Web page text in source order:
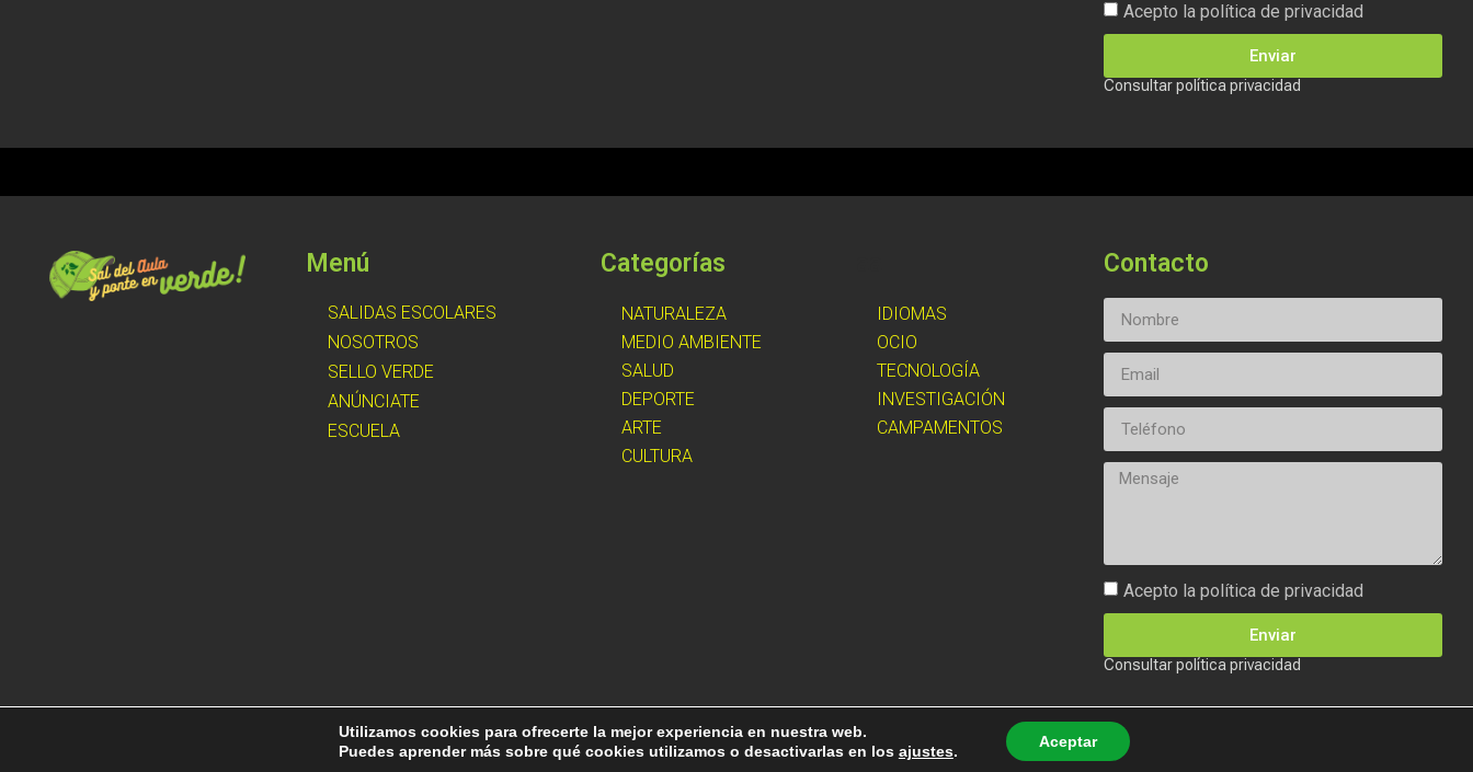
Acepto la política de privacidad
Enviar
Consultar política privacidad
Menú
SALIDAS ESCOLARES
NOSOTROS
SELLO VERDE
ANÚNCIATE
ESCUELA
Categorías
NATURALEZA
MEDIO AMBIENTE
SALUD
DEPORTE
ARTE
CULTURA
IDIOMAS
OCIO
TECNOLOGÍA
INVESTIGACIÓN
CAMPAMENTOS
Contacto
Acepto la política de privacidad
Enviar
Consultar política privacidad
Utilizamos cookies para ofrecerte la mejor experiencia en nuestra web.
Puedes aprender más sobre qué cookies utilizamos o desactivarlas en los ajustes.
Aceptar